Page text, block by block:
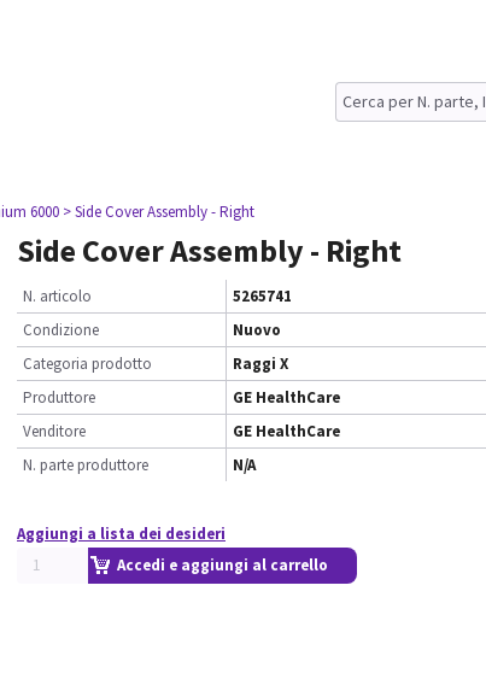
6000 > Side Cover Assembly - Right
Side Cover Assembly - Right
N. articolo
5265741
Condizione
Nuovo
Categoria prodotto
Raggi X
Produttore
GE HealthCare
Venditore
GE HealthCare
N. parte produttore
N/A
Aggiungi a lista dei desideri
Accedi e aggiungi al carrello